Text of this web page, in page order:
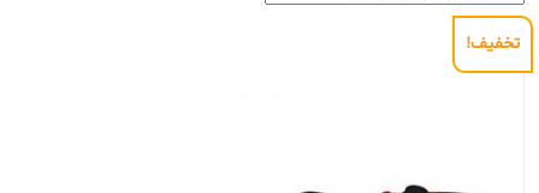
تخفیف!